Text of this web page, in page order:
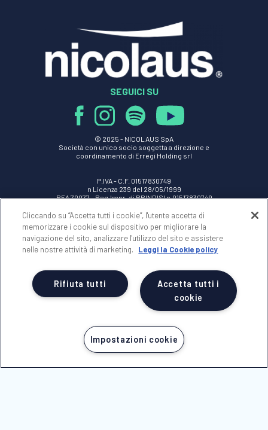
SEGUICI SU
© 2025 - NICOLAUS SpA
Società con unico socio soggetta a direzione e
coordinamento di Erregi Holding srl
P.IVA - C.F. 01517830749
n Licenza 239 del 28/05/1999
REA 70077 - Reg.Impr. di BRINDISI n.01517830749
NICOLAUS
NOTE LEGALI
Cliccando su “Accetta tutti i cookie”, l'utente accetta di
memorizzare i cookie sul dispositivo per migliorare la
navigazione del sito, analizzare l'utilizzo del sito e assistere
nelle nostre attività di marketing.
Leggi la Cookie policy
Accetta tutti i
cookie
Rifiuta tutti
Impostazioni cookie